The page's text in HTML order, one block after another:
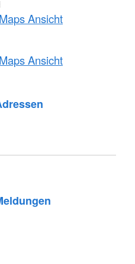
Ansicht
Ansicht